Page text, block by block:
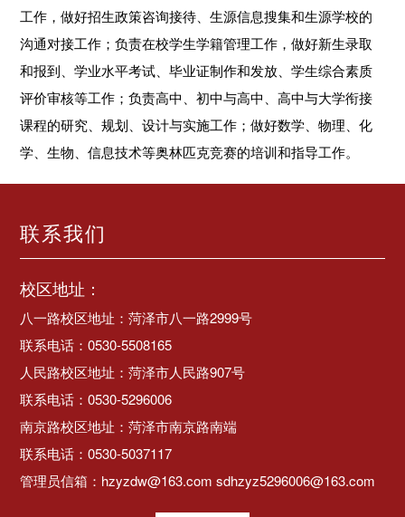
工作，做好招生政策咨询接待、生源信息搜集和生源学校的
沟通对接工作；负责在校学生学籍管理工作，做好新生录取
和报到、学业水平考试、毕业证制作和发放、学生综合素质
评价审核等工作；负责高中、初中与高中、高中与大学衔接
课程的研究、规划、设计与实施工作；做好数学、物理、化
学、生物、信息技术等奥林匹克竞赛的培训和指导工作。
联系我们
校区地址：
八一路校区地址：菏泽市八一路2999号
联系电话：0530-5508165
人民路校区地址：菏泽市人民路907号
联系电话：0530-5296006
南京路校区地址：菏泽市南京路南端
联系电话：0530-5037117
管理员信箱：hzyzdw@163.com sdhzyz5296006@163.com